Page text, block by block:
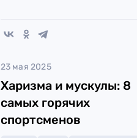
23 мая 2025
Харизма и мускулы: 8
самых горячих
спортсменов